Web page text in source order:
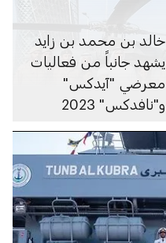
خالد بن محمد بن زايد
يشهد جانباً من فعاليات
معرضي "آيدكس"
و"نافدكس" 2023